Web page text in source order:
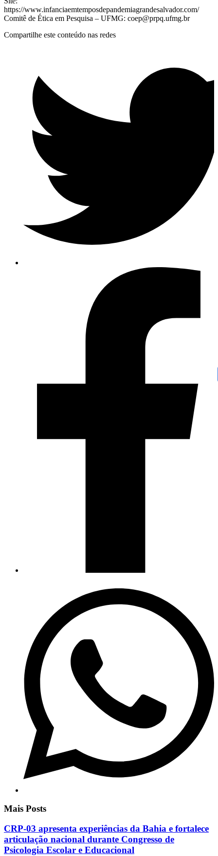
https://www.infanciaemtemposdepandemiagrandesalvador.com/
Comitê de Ética em Pesquisa – UFMG: coep@prpq.ufmg.br
Compartilhe este conteúdo nas redes
Mais Posts
CRP-03 apresenta experiências da Bahia e fortalece
articulação nacional durante Congresso de
Psicologia Escolar e Educacional